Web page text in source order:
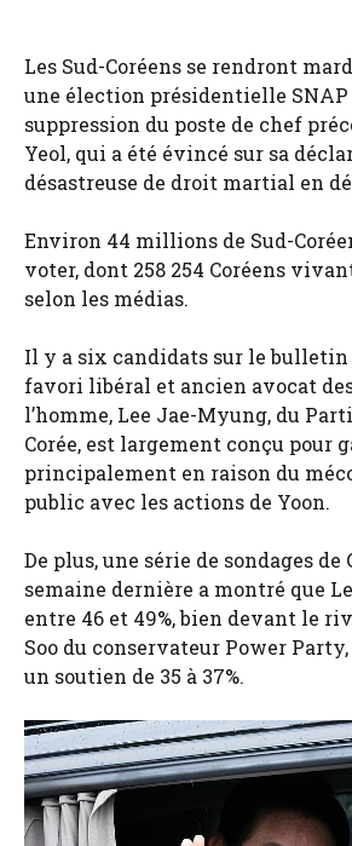
Les Sud-Coréens se rendront
une élection présidentielle SNAP
suppression du poste de chef
Yeol, qui a été évincé sur sa
désastreuse de droit martial en
Environ 44 millions de Sud-
voter, dont 258 254 Coréens
selon les médias.
Il y a six candidats sur le bulletin
favori libéral et ancien avocat
l’homme, Lee Jae-Myung, du
Corée, est largement conçu pour
principalement en raison du
public avec les actions de Yoon.
De plus, une série de sondages de
semaine dernière a montré que
entre 46 et 49%, bien devant le
Soo du conservateur Power
un soutien de 35 à 37%.